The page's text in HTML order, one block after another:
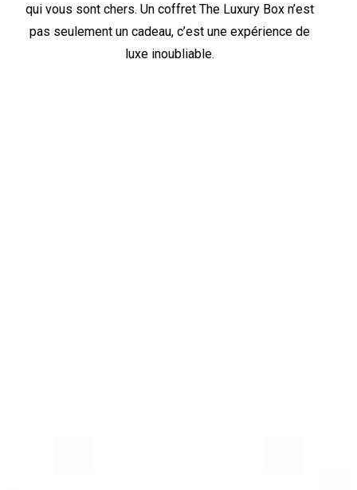
qui vous sont chers. Un coffret The Luxury Box n’est
pas seulement un cadeau, c’est une expérience de
luxe inoubliable.